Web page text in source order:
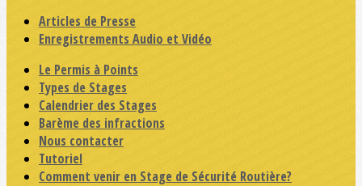
Articles de Presse
Enregistrements Audio et Vidéo
Le Permis à Points
Types de Stages
Calendrier des Stages
Barème des infractions
Nous contacter
Tutoriel
Comment venir en Stage de Sécurité Routière?